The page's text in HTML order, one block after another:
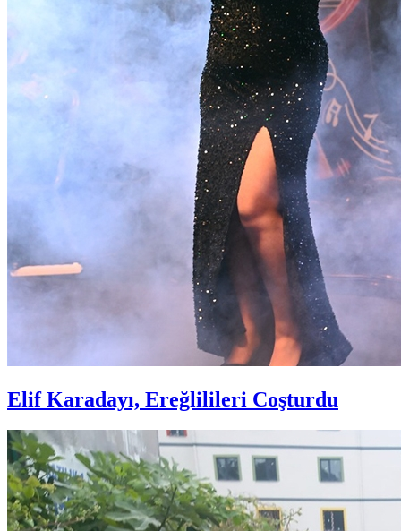
Elif Karadayı, Ereğlilileri Coşturdu